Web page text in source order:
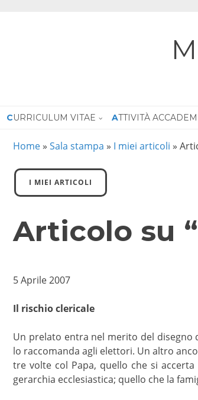
CURRICULUM VITAE ATTIVITÀ
Home » Sala stampa » I miei articoli »
I MIEI ARTICOLI
Articolo su
5 Aprile 2007
Il rischio clericale
Un prelato entra nel merito del
lo raccomanda agli elettori. Un altro
tre volte col Papa, quello che si
gerarchia ecclesiastica; quello che la